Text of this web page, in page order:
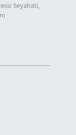
Seyahati,